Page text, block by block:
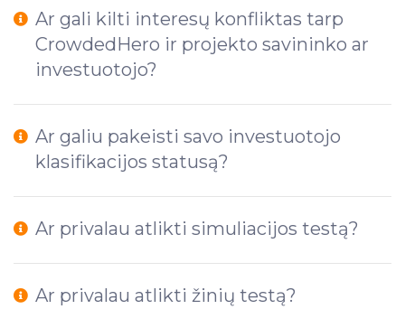
Ar gali kilti interesų konfliktas tarp
CrowdedHero ir projekto savininko ar
investuotojo?
Ar galiu pakeisti savo investuotojo
klasifikacijos statusą?
Ar privalau atlikti simuliacijos testą?
Ar privalau atlikti žinių testą?